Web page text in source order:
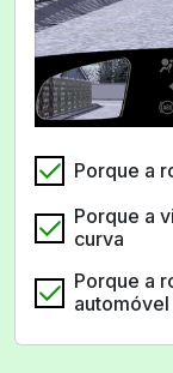
Porque a
Porque a
curva
Porque a